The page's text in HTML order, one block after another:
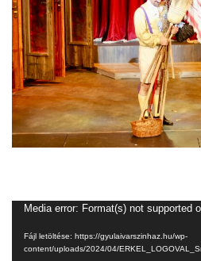
Videólejátszó
Media error: Format(s) not supported
Fájl letöltése: https://gyulaivarszinhaz.hu/wp-
content/uploads/2024/04/